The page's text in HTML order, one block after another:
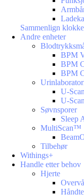
Sammenlign
Andre enheter
BPM
BPM
BPM
U-
U-
Søvnsporer
Sleep
MultiScan™
Tilbehør
Withings+
Handle etter behov
Hjerte